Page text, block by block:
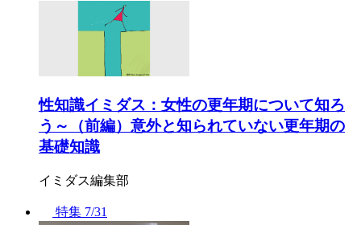
性知識イミダス：女性の更年期について知ろ
う～（前編）意外と知られていない更年期の
基礎知識
イミダス編集部
特集 7/31